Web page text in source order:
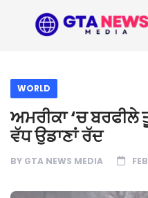
WORLD
ਅਮਰੀਕਾ ‘ਚ ਬਰਫੀਲੇ
ਵੱਧ ਉਡਾਣਾਂ ਰੱਦ
BY GTA NEWS MEDIA